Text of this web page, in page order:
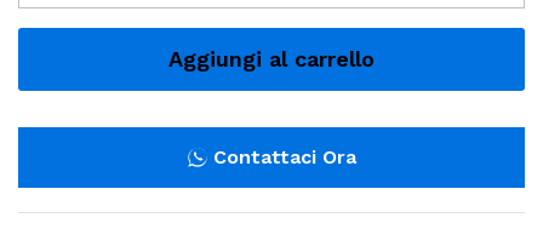
da
per
usi
Aggiungi al carrello
Contattaci Ora